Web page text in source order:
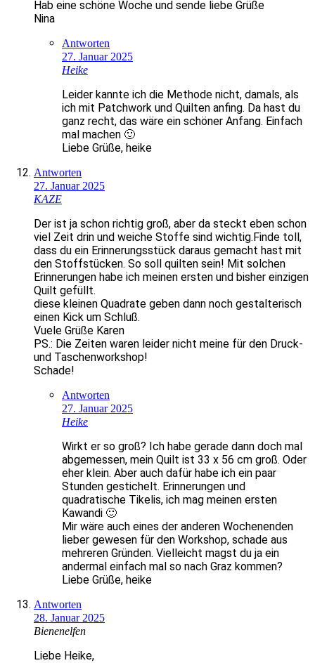
Hab eine schöne Woche und sende liebe Grüße
Nina
Antworten
27. Januar 2025
Heike
Leider kannte ich die Methode nicht, damals, als
ich mit Patchwork und Quilten anfing. Da hast du
ganz recht, das wäre ein schöner Anfang. Einfach
mal machen 🙂
Liebe Grüße, heike
Antworten
27. Januar 2025
KAZE
Der ist ja schon richtig groß, aber da steckt eben schon
viel Zeit drin und weiche Stoffe sind wichtig.Finde toll,
dass du ein Erinnerungsstück daraus gemacht hast mit
den Stoffstücken. So soll quilten sein! Mit solchen
Erinnerungen habe ich meinen ersten und bisher einzigen
Quilt gefüllt.
diese kleinen Quadrate geben dann noch gestalterisch
einen Kick um Schluß.
Vuele Grüße Karen
PS.: Die Zeiten waren leider nicht meine für den Druck-
und Taschenworkshop!
Schade!
Antworten
27. Januar 2025
Heike
Wirkt er so groß? Ich habe gerade dann doch mal
abgemessen, mein Quilt ist 33 x 56 cm groß. Oder
eher klein. Aber auch dafür habe ich ein paar
Stunden gestichelt. Erinnerungen und
quadratische Tikelis, ich mag meinen ersten
Kawandi 🙂
Mir wäre auch eines der anderen Wochenenden
lieber gewesen für den Workshop, schade aus
mehreren Gründen. Vielleicht magst du ja ein
andermal einfach mal so nach Graz kommen?
Liebe Grüße, heike
Antworten
28. Januar 2025
Bienenelfen
Liebe Heike,